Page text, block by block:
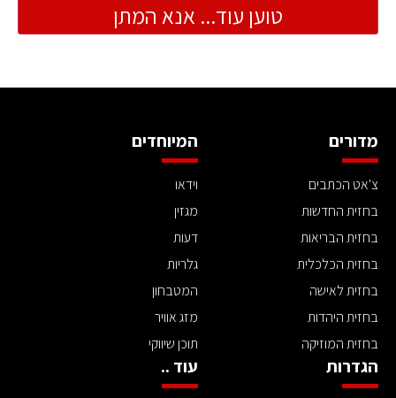
טוען עוד... אנא המתן
מדורים
צ'אט הכתבים
בחזית החדשות
בחזית הבריאות
בחזית הכלכלית
בחזית לאישה
בחזית היהדות
בחזית המוזיקה
המיוחדים
וידאו
מגזין
דעות
גלריות
המטבחון
מזג אוויר
תוכן שיווקי
הגדרות עוד ..